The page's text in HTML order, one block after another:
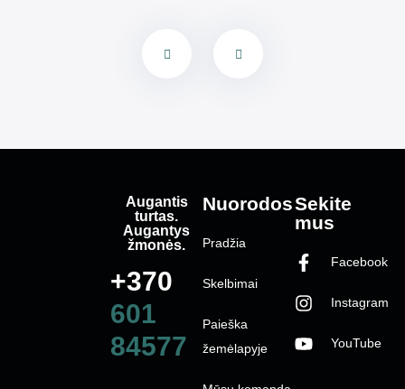
Nuorodos
Pradžia
Skelbimai
Paieška
žemėlapyje
Sekite
mus
Facebook
Instagram
YouTube
Augantis
turtas.
Augantys
žmonės.
+370
601
84577